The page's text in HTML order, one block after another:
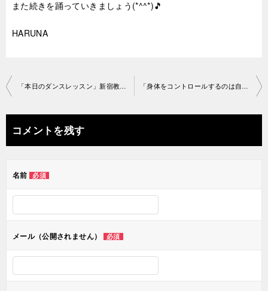
また続きを踊っていきましょう(*^^*)🎵
HARUNA
投
ナ
ビ
ー
ン
「本日のダンスレッスン」新宿教室2018-11-3-no0029-1062 「身体をコントロールするのは自分♪」新宿教室2018-11-3-no0029-1 150
コメントを残す
名前 必須
メール（公開されません） 必須